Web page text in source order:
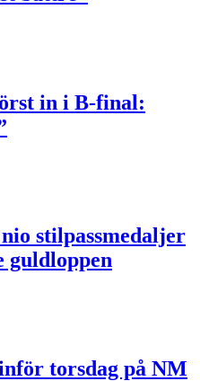
in i B-final:
stilpassmedaljer
guldloppen
torsdag på NM